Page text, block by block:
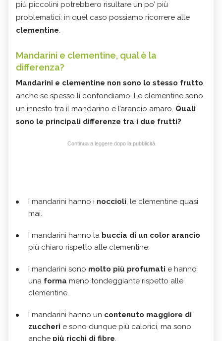
più piccolini potrebbero risultare un po’ più
problematici: in quel caso possiamo ricorrere alle
clementine.
Mandarini e clementine, qual è la
differenza?
Mandarini e clementine non sono lo stesso frutto,
anche se spesso li confondiamo. Le clementine sono
un innesto tra il mandarino e l’arancio amaro. Quali
sono le principali differenze tra i due frutti?
Continua a leggere dopo la pubblicità
I mandarini hanno i noccioli, le clementine quasi
mai.
I mandarini hanno la buccia di un color arancio
più chiaro rispetto alle clementine.
I mandarini sono molto più profumati e hanno
una forma meno tondeggiante rispetto alle
clementine.
I mandarini hanno un contenuto maggiore di
zuccheri e sono dunque più calorici, ma sono
anche più ricchi di fibre.